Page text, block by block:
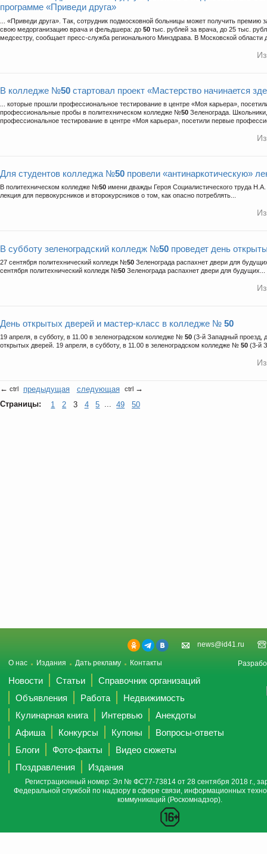
программе «Приведи друга»
... «Приведи друга». Так, сотрудник подмосковной больницы может получить премию
свою медорганизацию врача и фельдшера: до 50 тыс. рублей за врача, до 25 тыс.
медсестру, сообщает пресс-служба регионального Минздрава. В Московской области
В колледже №50 стартовал проект «Мастерство начинается
... которые прошли профессиональное тестирование в центре «Моя карьера»,
профессиональные пробы в политехническом колледже №50 Зеленограда.
профессиональное тестирование в центре «Моя карьера», посетили первые
Для студентов колледжа №50 провели «антинаркотическую»
В политехническом колледже №50 имени дважды Героя Социалистического труда
лекция для первокурсников и второкурсников о том, как опасно потреблять...
В субботу зеленоградский колледж №50 проведет день
27 сентября политехнический колледж №50 Зеленограда распахнет двери для
сентября политехнический колледж №50 Зеленограда распахнет двери для будущих...
День открытых дверей и мастер-класс в колледже № 50
19 апреля, в субботу, в 11.00 в зеленоградском колледже № 50 (3-й Западный проезд,
открытых дверей. 19 апреля, в субботу, в 11.00 в зеленоградском колледже № 50 (3-й
← ctrl предыдущая следующая ctrl →
Страницы:
1 2 3 4 5 ... 49 50
news@id41.ru
О нас Издания Дать рекламу Контакты
Новости Статьи
Справочник организаций
Объявления
Работа
Недвижимость
Кулинарная книга
Интервью
Анекдоты
Афиша
Конкурсы Купоны
Вопросы-ответы
Блоги
Фото-факты
Видео сюжеты
Поздравления
Издания
Регистрационный номер: Эл № ФС77-73814 от 28 сентября 2018 г.,
Федеральной службой по надзору в сфере связи, информационных
коммуникаций (Роскомнадзор).